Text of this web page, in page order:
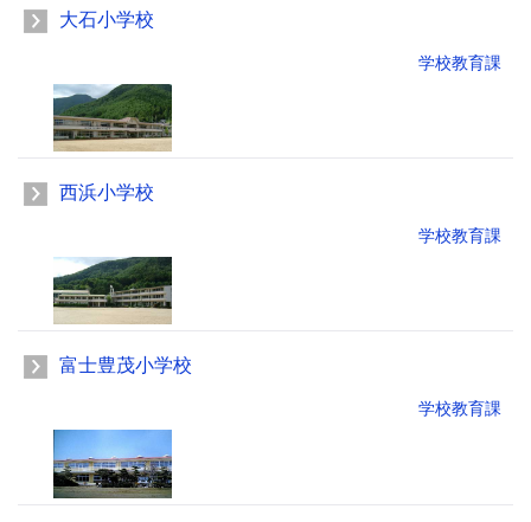
大石小学校
学校教育課
西浜小学校
学校教育課
富士豊茂小学校
学校教育課